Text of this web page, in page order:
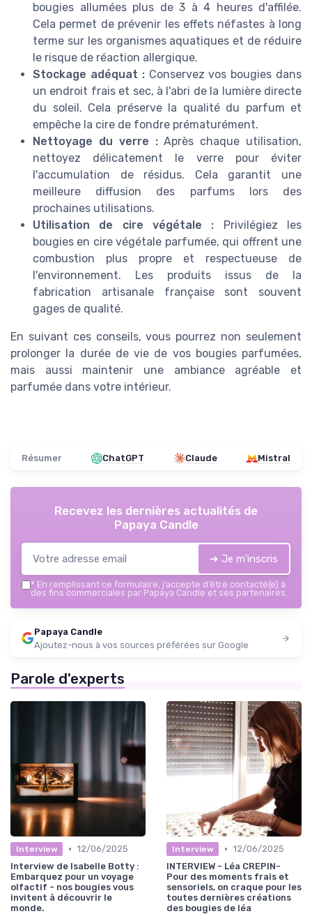
bougies allumées plus de 3 à 4 heures d'affilée.
Cela permet de prévenir les effets néfastes à long
terme sur les organismes aquatiques et de réduire
le risque de réaction allergique.
Stockage adéquat :Conservez vos bougies dans
un endroit frais et sec, à l'abri de la lumière directe
du soleil. Cela préserve la qualité du parfum et
empêche la cire de fondre prématurément.
Nettoyage du verre :Après chaque utilisation,
nettoyez délicatement le verre pour éviter
l'accumulation de résidus. Cela garantit une
meilleure diffusion des parfums lors des
prochaines utilisations.
Utilisation de cire végétale : Privilégiez les
bougies en cire végétale parfumée, qui offrent une
combustion plus propre et respectueuse de
l'environnement. Les produits issus de la
fabrication artisanale française sont souvent
gages de qualité.
En suivant ces conseils, vous pourrez non seulement
prolonger la durée de vie de vos bougies parfumées,
mais aussi maintenir une ambiance agréable et
parfumée dans votre intérieur.
Résumer ChatGPT Claude Mistral
Recevez les dernières actualités de
Papaya Candle
➔ Je m'inscris
* En remplissant ce formulaire, j’accepte d’être contacté(e) à
des fins commerciales par Papaya Candle et ses partenaires.
Papaya Candle
Ajoutez-nous à vos sources préférées sur Google
Parole d'experts
Interview • 12/06/2025
Interview de Isabelle Botty :
Embarquez pour un voyage
olfactif - nos bougies vous
invitent à découvrir le
monde.
Interview • 12/06/2025
INTERVIEW - Léa CREPIN-
Pour des moments frais et
sensoriels, on craque pour les
toutes dernières créations
des bougies de léa